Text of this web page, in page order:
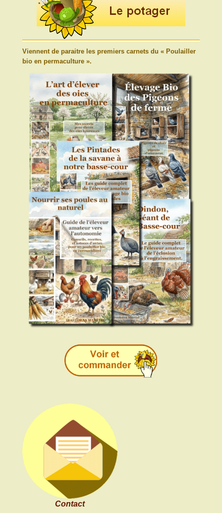
Viennent de paraitre les premiers carnets du « Poulailler
bio en permaculture ».
Contact